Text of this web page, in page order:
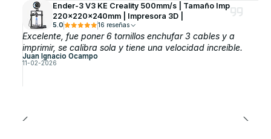
Ender-3 V3 KE Creality 500mm/s | Tamaño Imp
220x220x240mm | Impresora 3D |
5.0 16 reseñas
Excelente, fue poner 6 tornillos enchufar 3 cables y a
imprimir, se calibra sola y tiene una velocidad increíble.
Juan Ignacio Ocampo
11-02-2026